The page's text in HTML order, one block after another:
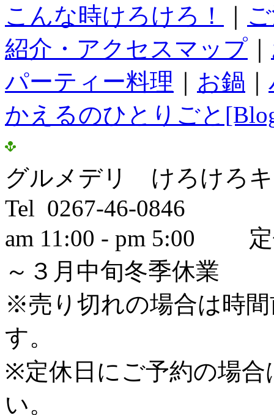
こんな時けろけろ！
紹介・アクセスマップ
パーティー料理
お鍋
かえるのひとりごと
グルメデリ けろけろ
Tel 0267-46-0846
am 11:00 - pm 5:00
～３月中旬冬季休業
※売り切れの場合は時
す。
※定休日にご予約の場合
い。